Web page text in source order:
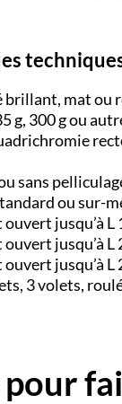
brillant, mat ou
g, 300 g ou
sans
ou sur-
jusqu’à L
jusqu’à L
jusqu’à L
3 volets,
pour